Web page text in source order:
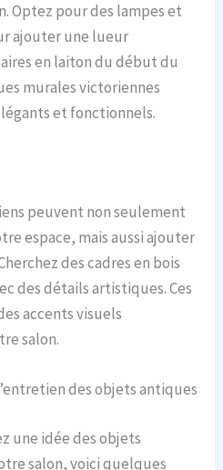
Optez pour des lampes et
ajouter une lueur
en laiton du début du
murales victoriennes
et fonctionnels.
peuvent non seulement
espace, mais aussi ajouter
des cadres en bois
des détails artistiques. Ces
accents visuels
salon.
des objets antiques
une idée des objets
salon, voici quelques